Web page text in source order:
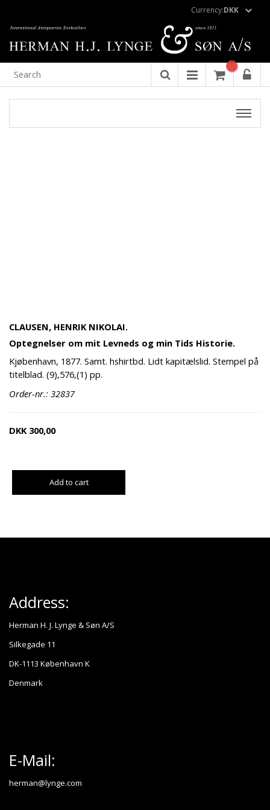
Currency:DKK
CLAUSEN, HENRIK NIKOLAI.
Optegnelser om mit Levneds og min Tids Historie.
Kjøbenhavn, 1877. Samt. hshirtbd. Lidt kapitælslid. Stempel på
titelblad. (9),576,(1) pp.
Order-nr.: 32837
DKK 300,00
Add to cart
Address:
Herman H. J. Lynge & Søn A/S
Silkegade 11
DK-1113 København K
Denmark
E-Mail:
herman@lynge.com